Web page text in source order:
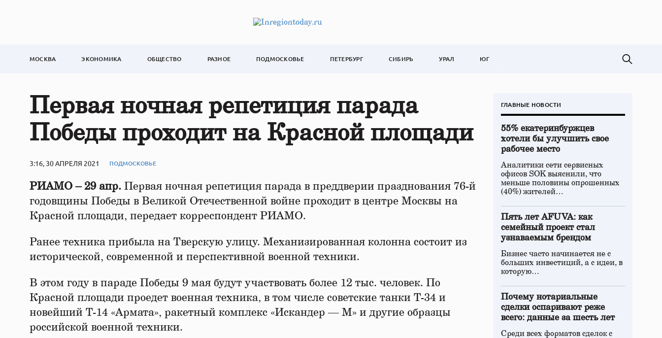
МОСКВА ЭКОНОМИКА ОБЩЕСТВО РАЗНОЕ ПОДМОСКОВЬЕ ПЕТЕРБУРГ СИБИРЬ УРАЛ ЮГ
Первая ночная репетиция парада
Победы проходит на Красной площади
3:16, 30 АПРЕЛЯ 2021 ПОДМОСКОВЬЕ
РИАМО – 29 апр. Первая ночная репетиция парада в преддверии празднования 76-й
годовщины Победы в Великой Отечественной войне проходит в центре Москвы на
Красной площади, передает корреспондент РИАМО.
Ранее техника прибыла на Тверскую улицу. Механизированная колонна состоит из
исторической, современной и перспективной военной техники.
В этом году в параде Победы 9 мая будут участвовать более 12 тыс. человек. По
Красной площади проедет военная техника, в том числе советские танки Т-34 и
новейший Т-14 «Армата», ракетный комплекс «Искандер — М» и другие образцы
российской военной техники.
ГЛАВНЫЕ НОВОСТИ
55% екатеринбуржцев
хотели бы улучшить свое
рабочее место
Аналитики сети сервисных
офисов SOK выяснили, что
меньше половины опрошенных
(40%) жителей…
Пять лет AFUVA: как
семейный проект стал
узнаваемым брендом
Бизнес часто начинается не с
больших инвестиций, а с идеи, в
которую…
Почему нотариальные
сделки оспаривают реже
всего: данные за шесть лет
Среди всех форматов сделок с